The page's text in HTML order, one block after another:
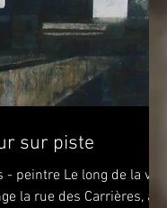
sur piste
peintre Le long de la voie
la rue des Carrières, au